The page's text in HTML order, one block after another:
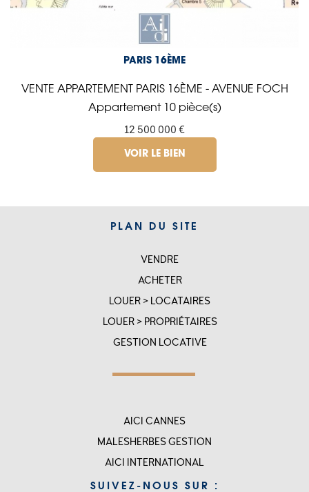
PARIS 16ÈME
VENTE APPARTEMENT PARIS 16ÈME - AVENUE FOCH
Appartement 10 pièce(s)
12 500 000 €
VOIR LE BIEN
PLAN DU SITE
VENDRE
ACHETER
LOUER > LOCATAIRES
LOUER > PROPRIÉTAIRES
GESTION LOCATIVE
AICI CANNES
MALESHERBES GESTION
AICI INTERNATIONAL
SUIVEZ-NOUS SUR :